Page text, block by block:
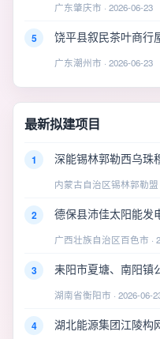
广东肇庆市 · 2026-06-23
5 饶平县叙民茶叶商行
广东潮州市 · 2026-06-23
最新拟建项目
1 深能锡林郭勒西乌珠
内蒙古自治区锡林郭勒盟
2 德保县沛佳太阳能发
广西壮族自治区百色市 ·
3 耒阳市夏塘、南阳镇
湖南省衡阳市 · 2026-06-
4 湖北能源集团江陵构